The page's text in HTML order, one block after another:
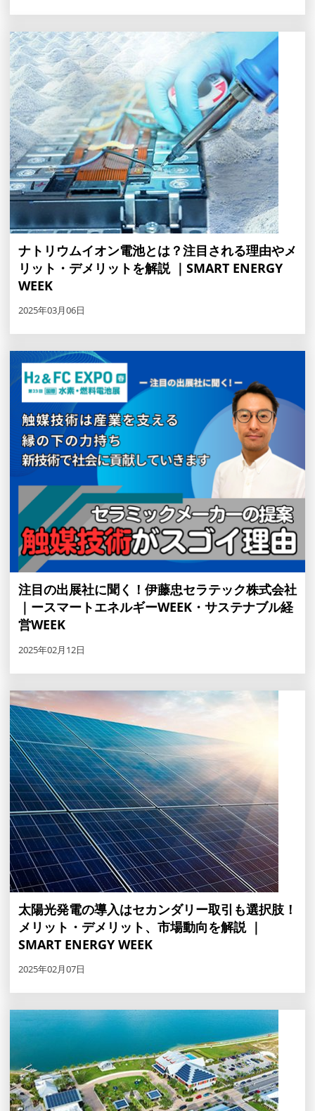
ナトリウムイオン電池とは？注目される理由やメ
リット・デメリットを解説 ｜SMART ENERGY
WEEK
2025年03月06日
注目の出展社に聞く！伊藤忠セラテック株式会社
｜ースマートエネルギーWEEK・サステナブル経
営WEEK
2025年02月12日
太陽光発電の導入はセカンダリー取引も選択肢！
メリット・デメリット、市場動向を解説 ｜
SMART ENERGY WEEK
2025年02月07日